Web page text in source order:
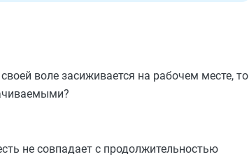
воле засиживается на рабочем месте, то
не совпадает с продолжительностью